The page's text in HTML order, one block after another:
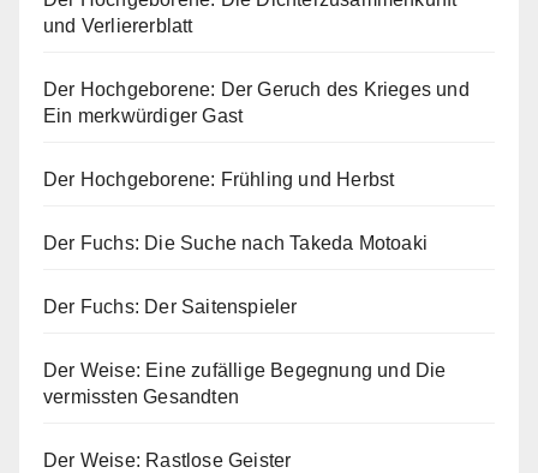
und Verliererblatt
Der Hochgeborene: Der Geruch des Krieges und
Ein merkwürdiger Gast
Der Hochgeborene: Frühling und Herbst
Der Fuchs: Die Suche nach Takeda Motoaki
Der Fuchs: Der Saitenspieler
Der Weise: Eine zufällige Begegnung und Die
vermissten Gesandten
Der Weise: Rastlose Geister